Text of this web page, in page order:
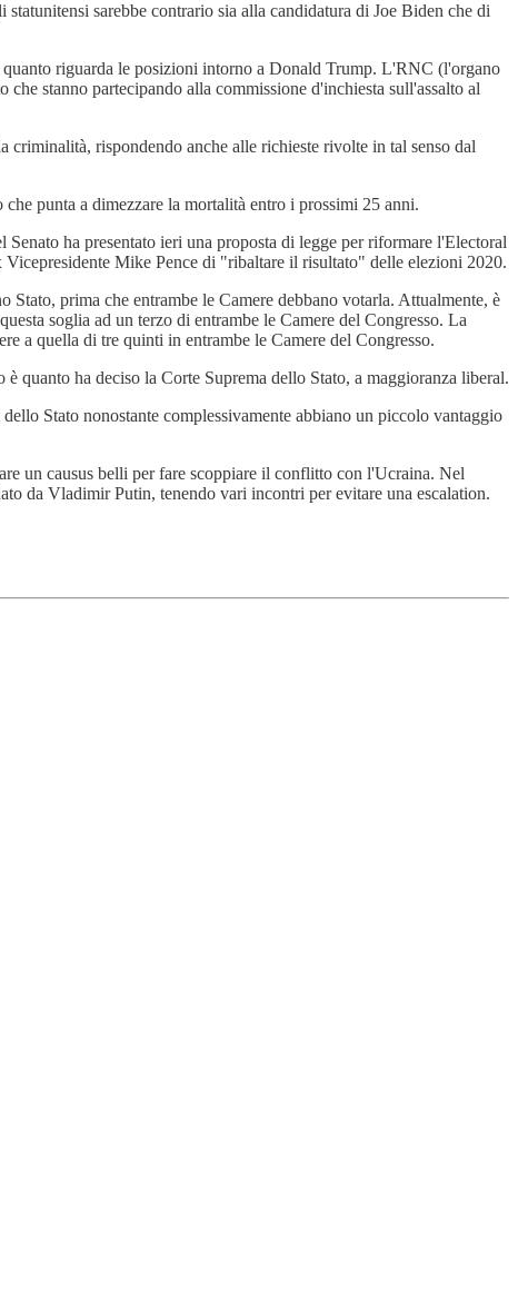
sarebbe contrario sia alla candidatura di Joe Biden che di
riguarda le posizioni intorno a Donald Trump. L'RNC (l'organo
stanno partecipando alla commissione d'inchiesta sull'assalto al
rispondendo anche alle richieste rivolte in tal senso dal
punta a dimezzare la mortalità entro i prossimi 25 anni.
ha presentato ieri una proposta di legge per riformare l'Electoral
Mike Pence di "ribaltare il risultato" delle elezioni 2020.
prima che entrambe le Camere debbano votarla. Attualmente, è
soglia ad un terzo di entrambe le Camere del Congresso. La
a quella di tre quinti in entrambe le Camere del Congresso.
quanto ha deciso la Corte Suprema dello Stato, a maggioranza liberal.
Stato nonostante complessivamente abbiano un piccolo vantaggio
un causus belli per fare scoppiare il conflitto con l'Ucraina. Nel
da Vladimir Putin, tenendo vari incontri per evitare una escalation.